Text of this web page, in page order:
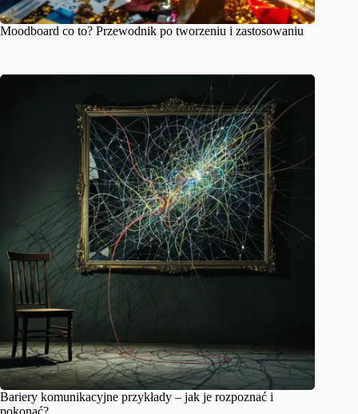
Moodboard co to? Przewodnik po tworzeniu i zastosowaniu
Bariery komunikacyjne przykłady – jak je rozpoznać i
pokonać?